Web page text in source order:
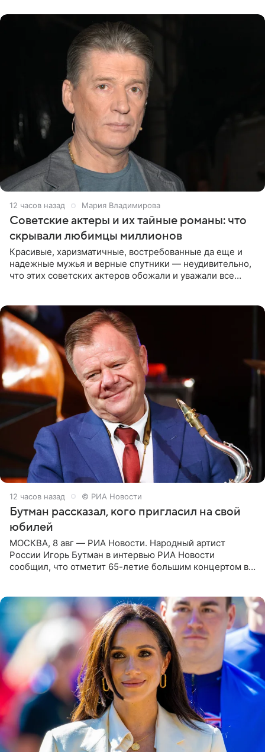
12 часов назад Мария Владимирова
Советские актеры и их тайные романы: что
скрывали любимцы миллионов
Красивые, харизматичные, востребованные да еще и
надежные мужья и верные спутники — неудивительно,
что этих советских актеров обожали и уважали все
12 часов назад © РИА Новости
Бутман рассказал, кого пригласил на свой
юбилей
МОСКВА, 8 авг — РИА Новости. Народный артист
России Игорь Бутман в интервью РИА Новости
сообщил, что отметит 65-летие большим концертом в